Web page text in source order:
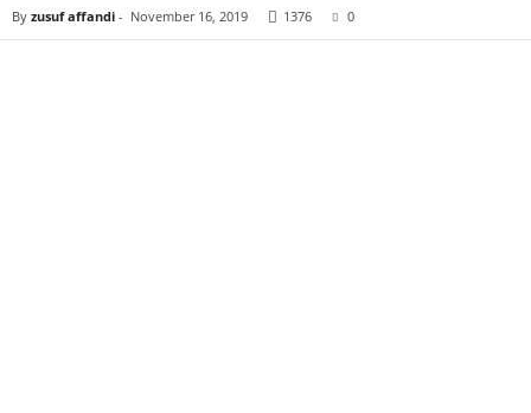
By zusuf affandi - November 16, 2019 1376 0